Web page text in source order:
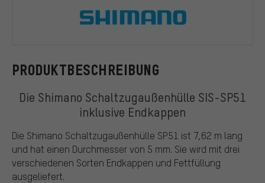
PRODUKTBESCHREIBUNG
Die Shimano Schaltzugaußenhülle SIS-SP51
inklusive Endkappen
Die Shimano Schaltzugaußenhülle SP51 ist 7,62 m lang
und hat einen Durchmesser von 5 mm. Sie wird mit drei
verschiedenen Sorten Endkappen und Fettfüllung
ausgeliefert.
Shimano